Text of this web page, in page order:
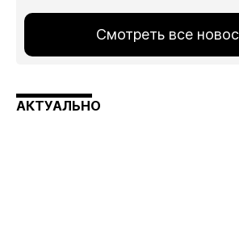
Смотреть все
АКТУАЛЬНО